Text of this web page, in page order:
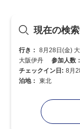
現在の検
行き： 8月28日(金)
大阪伊丹
参加人数：
チェックイン日: 8月
泊地： 東北